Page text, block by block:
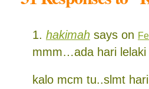
hakimah says on
mmm…ada hari lelaki
kalo mcm tu..slmt